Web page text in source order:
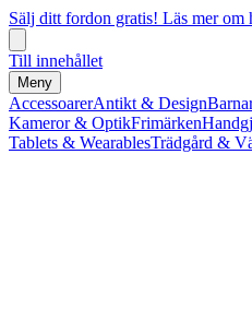
Sälj ditt fordon gratis! Läs mer om
Till innehållet
Meny
AccessoarerAntikt & Design
Kameror & OptikFrimärken
Tablets & WearablesTrädgård &